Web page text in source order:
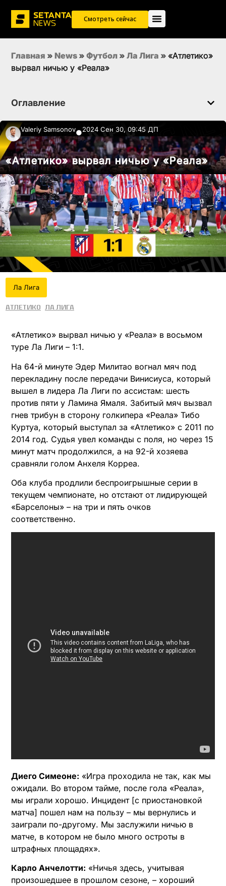
Смотреть сейчас
Главная » News » Футбол » Ла Лига » «Атлетико»
вырвал ничью у «Реала»
Оглавление
Valeriy Samsonov●2024 Сен 30, 09:45 ДП
«Атлетико» вырвал ничью у «Реала»
Ла Лига
Атлетико Ла Лига
«Атлетико» вырвал ничью у «Реала» в восьмом
туре Ла Лиги – 1:1.
На 64-й минуте Эдер Милитао вогнал мяч под
перекладину после передачи Винисиуса, который
вышел в лидера Ла Лиги по ассистам: шесть
против пяти у Ламина Ямаля. Забитый мяч вызвал
гнев трибун в сторону голкипера «Реала» Тибо
Куртуа, который выступал за «Атлетико» с 2011 по
2014 год. Судья увел команды с поля, но через 15
минут матч продолжился, а на 92-й хозяева
сравняли голом Анхеля Корреа.
Оба клуба продлили беспроигрышные серии в
текущем чемпионате, но отстают от лидирующей
«Барселоны» – на три и пять очков
соответственно.
Диего Симеоне: «Игра проходила не так, как мы
ожидали. Во втором тайме, после гола «Реала»,
мы играли хорошо. Инцидент [с приостановкой
матча] пошел нам на пользу – мы вернулись и
заиграли по-другому. Мы заслужили ничью в
матче, в котором не было много остроты в
штрафных площадях».
Карло Анчелотти: «Ничья здесь, учитывая
произошедшее в прошлом сезоне, – хороший